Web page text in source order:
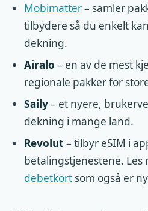
Mobimatter– samler
tilbydere så du enkelt
dekning.
Airalo – en av de mest
regionale pakker for
Saily– et nyere,
dekning i mange land.
Revolut – tilbyr eSIM i
betalingstjenestene. Les
debetkortsom også er